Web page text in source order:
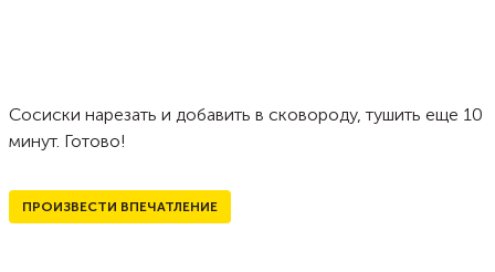
Сосиски нарезать и добавить в сковороду, тушить еще 10
минут. Готово!
ПРОИЗВЕСТИ ВПЕЧАТЛЕНИЕ